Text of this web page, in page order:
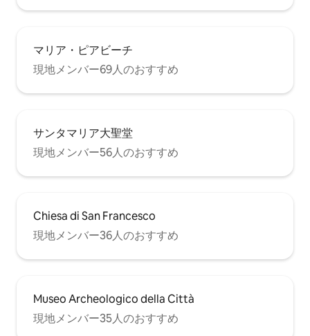
マリア・ピアビーチ
現地メンバー69人のおすすめ
サンタマリア大聖堂
現地メンバー56人のおすすめ
Chiesa di San Francesco
現地メンバー36人のおすすめ
Museo Archeologico della Città
現地メンバー35人のおすすめ